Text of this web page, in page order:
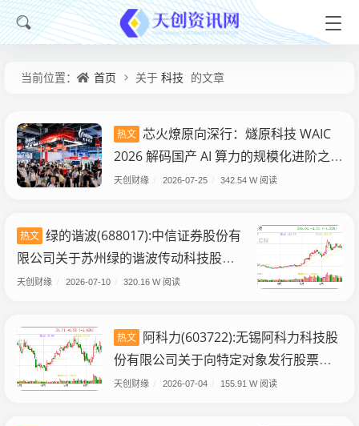
当前位置： 首页 关于 科技 的文章
热文 芯火燎原向深行：燧原科技 WAIC
2026 解码国产 AI 算力的规模化进阶之
路
天创财缘 2026-07-25 342.54 W 阅读
热文 绿的谐波(688017):中信证券股份有
限公司关于苏州绿的谐波传动科技股份
有限公司募集资金投资项目延期的核查
天创财缘 2026-07-10 320.16 W 阅读
热文 阿科力(603722):无锡阿科力科技股
份有限公司关于向特定对象发行股票预
案披露的提示性公告
天创财缘 2026-07-04 155.91 W 阅读